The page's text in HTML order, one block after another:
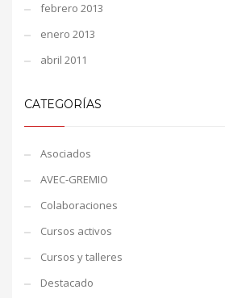
febrero 2013
enero 2013
abril 2011
CATEGORÍAS
Asociados
AVEC-GREMIO
Colaboraciones
Cursos activos
Cursos y talleres
Destacado